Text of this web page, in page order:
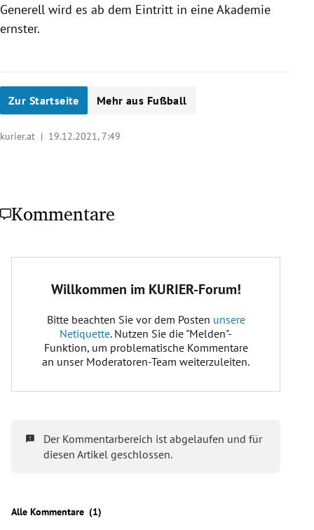
Generell wird es ab dem Eintritt in eine Akademie
ernster.
Zur Startseite Mehr aus Fußball
kurier.at | 19.12.2021, 7:49
Kommentare